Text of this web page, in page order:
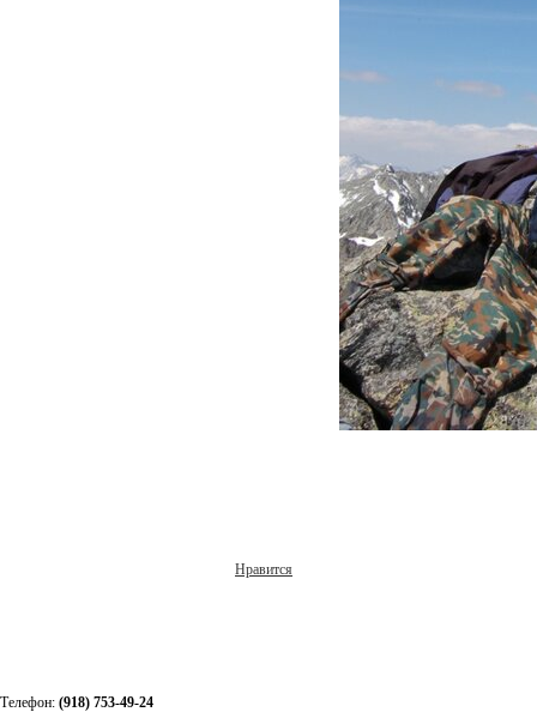
Нравится
Телефон: (918) 753-49-24